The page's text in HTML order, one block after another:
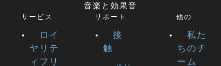
音楽と効果音
サービス
ロイ
ヤリテ
ィフリ
サポート
接
触
他の
私た
ちのチ
ーム